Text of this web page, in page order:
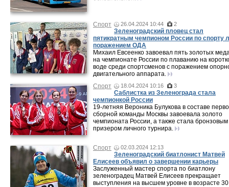
Спорт 26.04.2024 10:44 2
Зеленоградский пловец стал
пятикратным чемпионом России по спорту
поражением ОДА
Михаил Евсеенко завоевал пять золотых
на чемпионате России по плаванию на
воде среди спортсменов с поражением
двигательного аппарата.
Спорт
18.04.2024 10:16 3
Саблистка из Зеленограда стала
чемпионкой России
19‑летняя Вероника Булукова в составе
сборной команды Москвы завоевала золото
чемпионата России, а также стала бронзовым
призером личного турнира.
Спорт 02.03.2024 12:13
Зеленоградский биатлонист Матвей
Елисеев объявил о завершении карьеры
Заслуженный мастер спорта по биатлону
зеленоградец Матвей Елисеев прекращает
выступления на высшем уровне в возрасте 30